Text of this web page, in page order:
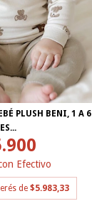
PLUSH BENI, 1 A 6
Efectivo
de $5.983,33